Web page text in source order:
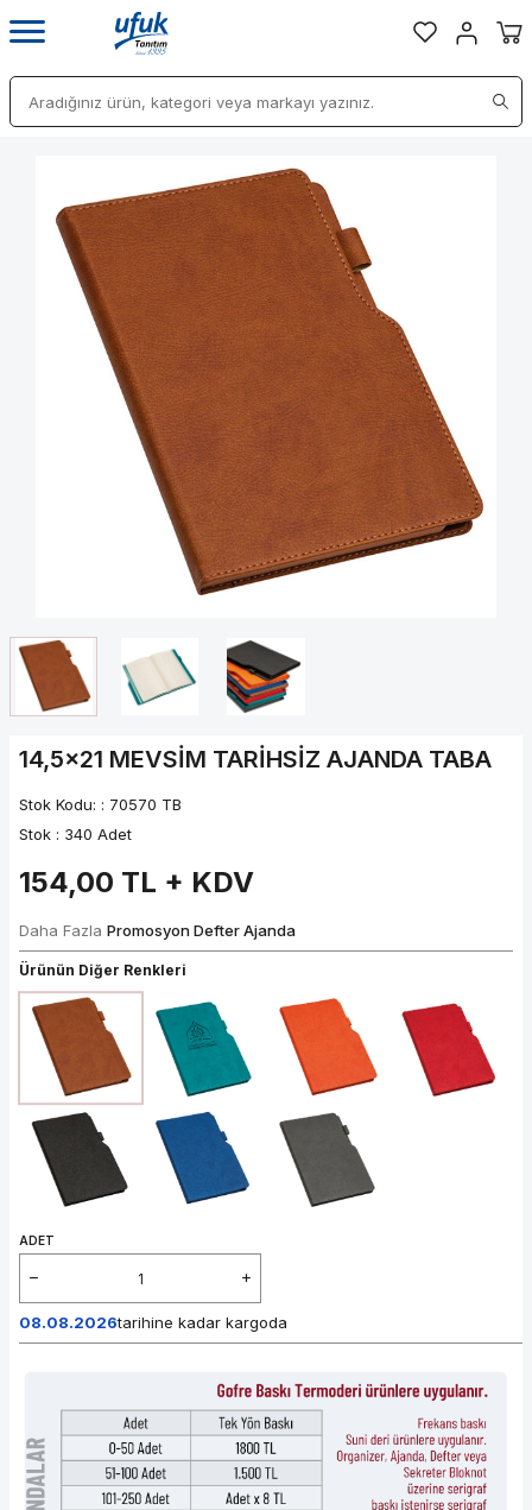
14,5x21 MEVSİM TARİHSİZ AJANDA TABA
Stok Kodu: : 70570 TB
Stok : 340 Adet
154,00 TL + KDV
Daha Fazla Promosyon Defter Ajanda
Ürünün Diğer Renkleri
ADET
08.08.2026tarihine kadar kargoda